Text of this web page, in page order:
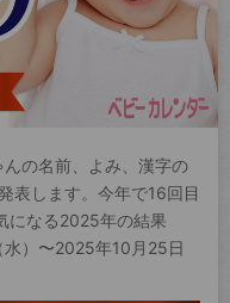
の名前、よみ、漢字の
表します。今年で16回目
になる2025年の結果
）〜2025年10月25日